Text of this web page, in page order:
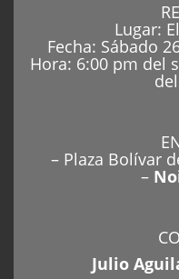
Lugar:
Fecha: Sábado
Hora: 6:00 pm del
– Plaza Bolívar
–
Julio